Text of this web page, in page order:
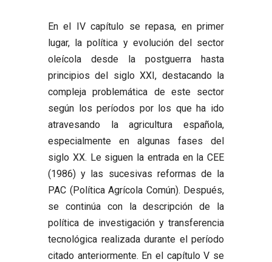
En el IV capítulo se repasa, en primer
lugar, la política y evolución del sector
oleícola desde la postguerra hasta
principios del siglo XXI, destacando la
compleja problemática de este sector
según los períodos por los que ha ido
atravesando la agricultura española,
especialmente en algunas fases del
siglo XX. Le siguen la entrada en la CEE
(1986) y las sucesivas reformas de la
PAC (Política Agrícola Común). Después,
se continúa con la descripción de la
política de investigación y transferencia
tecnológica realizada durante el período
citado anteriormente. En el capítulo V se